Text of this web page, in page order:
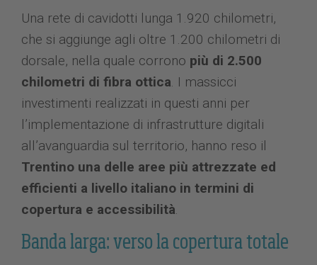
Una rete di cavidotti lunga 1.920 chilometri,
che si aggiunge agli oltre 1.200 chilometri di
dorsale, nella quale corrono più di 2.500
chilometri di fibra ottica. I massicci
investimenti realizzati in questi anni per
l’implementazione di infrastrutture digitali
all’avanguardia sul territorio, hanno reso il
Trentino una delle aree più attrezzate ed
efficienti a livello italiano in termini di
copertura e accessibilità.
Banda larga: verso la copertura totale